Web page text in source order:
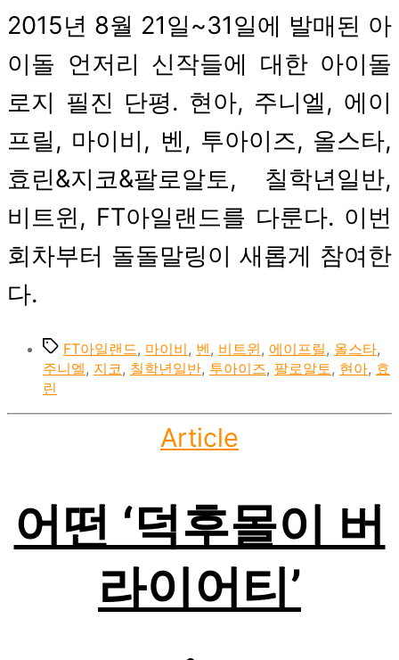
2015년 8월 21일~31일에 발매된 아
이돌 언저리 신작들에 대한 아이돌
로지 필진 단평. 현아, 주니엘, 에이
프릴, 마이비, 벤, 투아이즈, 올스타,
효린&지코&팔로알토, 칠학년일반,
비트윈, FT아일랜드를 다룬다. 이번
회차부터 돌돌말링이 새롭게 참여한
다.
TagsFT아일랜드 , 마이비 , 벤 , 비트윈 , 에이프릴 , 올스타,
주니엘 , 지코 , 칠학년일반, 투아이즈, 팔로알토 , 현아, 효
린
Categories
Article
어떤 ‘덕후몰이 버
라이어티’